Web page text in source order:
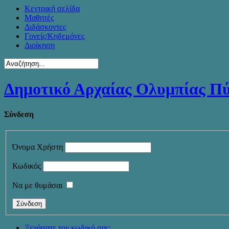
Κεντρική σελίδα
Μαθητές
Διδάσκοντες
Γονείς/Κηδεμόνες
Διοίκηση
Δημοτικό Αρχαίας Ολυμπίας
Σύνδεση
Όνομα Χρήστη
Κωδικός
Να με θυμάσαι